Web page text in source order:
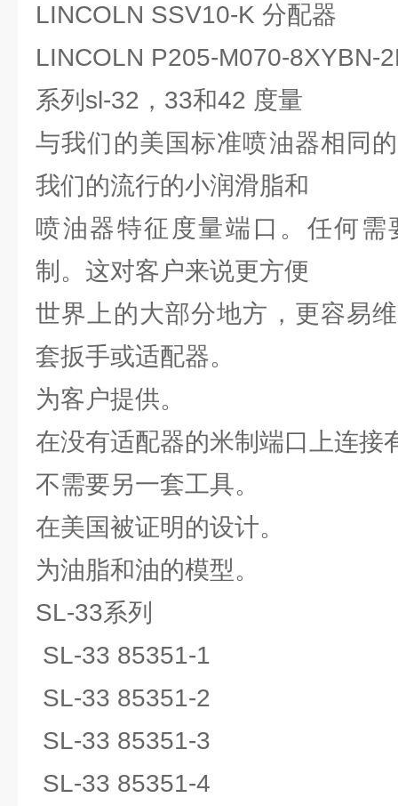
LINCOLN SSV10-K 分配器
LINCOLN P205-M070-8XYBN-
系列sl-32，33和42 度量
与我们的美国标准喷油器相同
我们的流行的小润滑脂和
喷油器特征度量端口。任何
制。这对客户来说更方便
世界上的大部分地方，更容易
套扳手或适配器。
为客户提供。
在没有适配器的米制端口上连接
不需要另一套工具。
在美国被证明的设计。
为油脂和油的模型。
SL-33系列
SL-33 85351-1
SL-33 85351-2
SL-33 85351-3
SL-33 85351-4